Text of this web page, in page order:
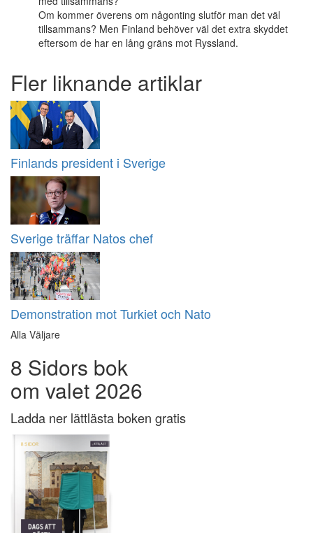
Om kommer överens om någonting slutför man det väl
tillsammans? Men Finland behöver väl det extra skyddet
eftersom de har en lång gräns mot Ryssland.
Fler liknande artiklar
Finlands president i Sverige
Sverige träffar Natos chef
Demonstration mot Turkiet och Nato
Alla Väljare
8 Sidors bok
om valet 2026
Ladda ner lättlästa boken gratis